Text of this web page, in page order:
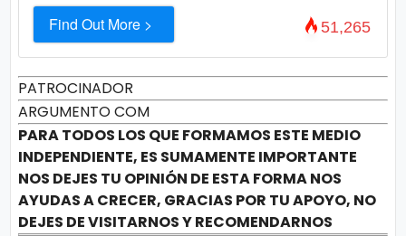
Find Out More > 51,265
PATROCINADOR
ARGUMENTO COM
PARA TODOS LOS QUE FORMAMOS ESTE MEDIO
INDEPENDIENTE, ES SUMAMENTE IMPORTANTE
NOS DEJES TU OPINIÓN DE ESTA FORMA NOS
AYUDAS A CRECER, GRACIAS POR TU APOYO, NO
DEJES DE VISITARNOS Y RECOMENDARNOS